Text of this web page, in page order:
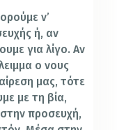
ν’
ή, αν
για λίγο. Αν
ο νους
μας, τότε
με τη βία,
στην προσευχή,